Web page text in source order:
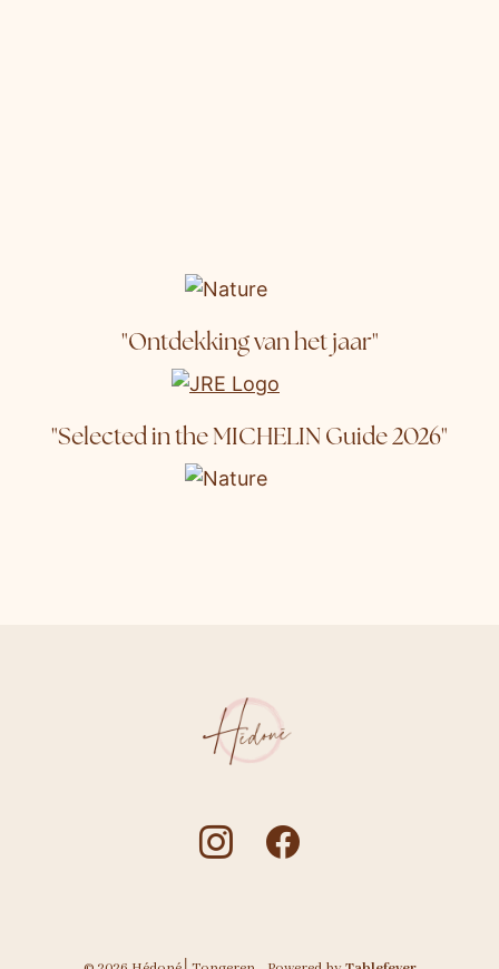
"Ontdekking van het jaar"
"Selected in the MICHELIN Guide 2026"